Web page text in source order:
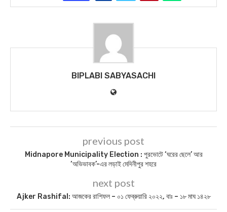
BIPLABI SABYASACHI
previous post
Midnapore Municipality Election : পুরভোটে ‘ঘরের ছেলে’ আর
‘অভিভাবক’-এর লড়াই মেদিনীপুর শহরে
next post
Ajker Rashifal: আজকের রাশিফল – ০১ ফেব্রুয়ারি ২০২২, বাঃ – ১৮ মাঘ ১৪২৮